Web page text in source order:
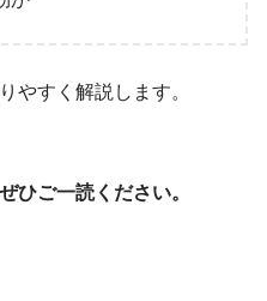
やすく解説します。
ひご一読ください。